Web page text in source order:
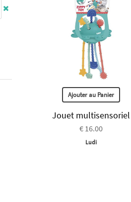
Ajouter au Panier
Jouet multisensoriel
€ 16.00
Ludi